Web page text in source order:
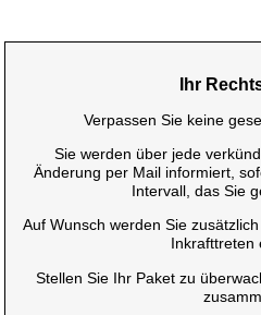
Ihr
Verpassen Sie keine
Sie werden über jede
Änderung per Mail informiert,
Intervall, das Sie
Auf Wunsch werden Sie
Inkrafttreten
Stellen Sie Ihr Paket zu